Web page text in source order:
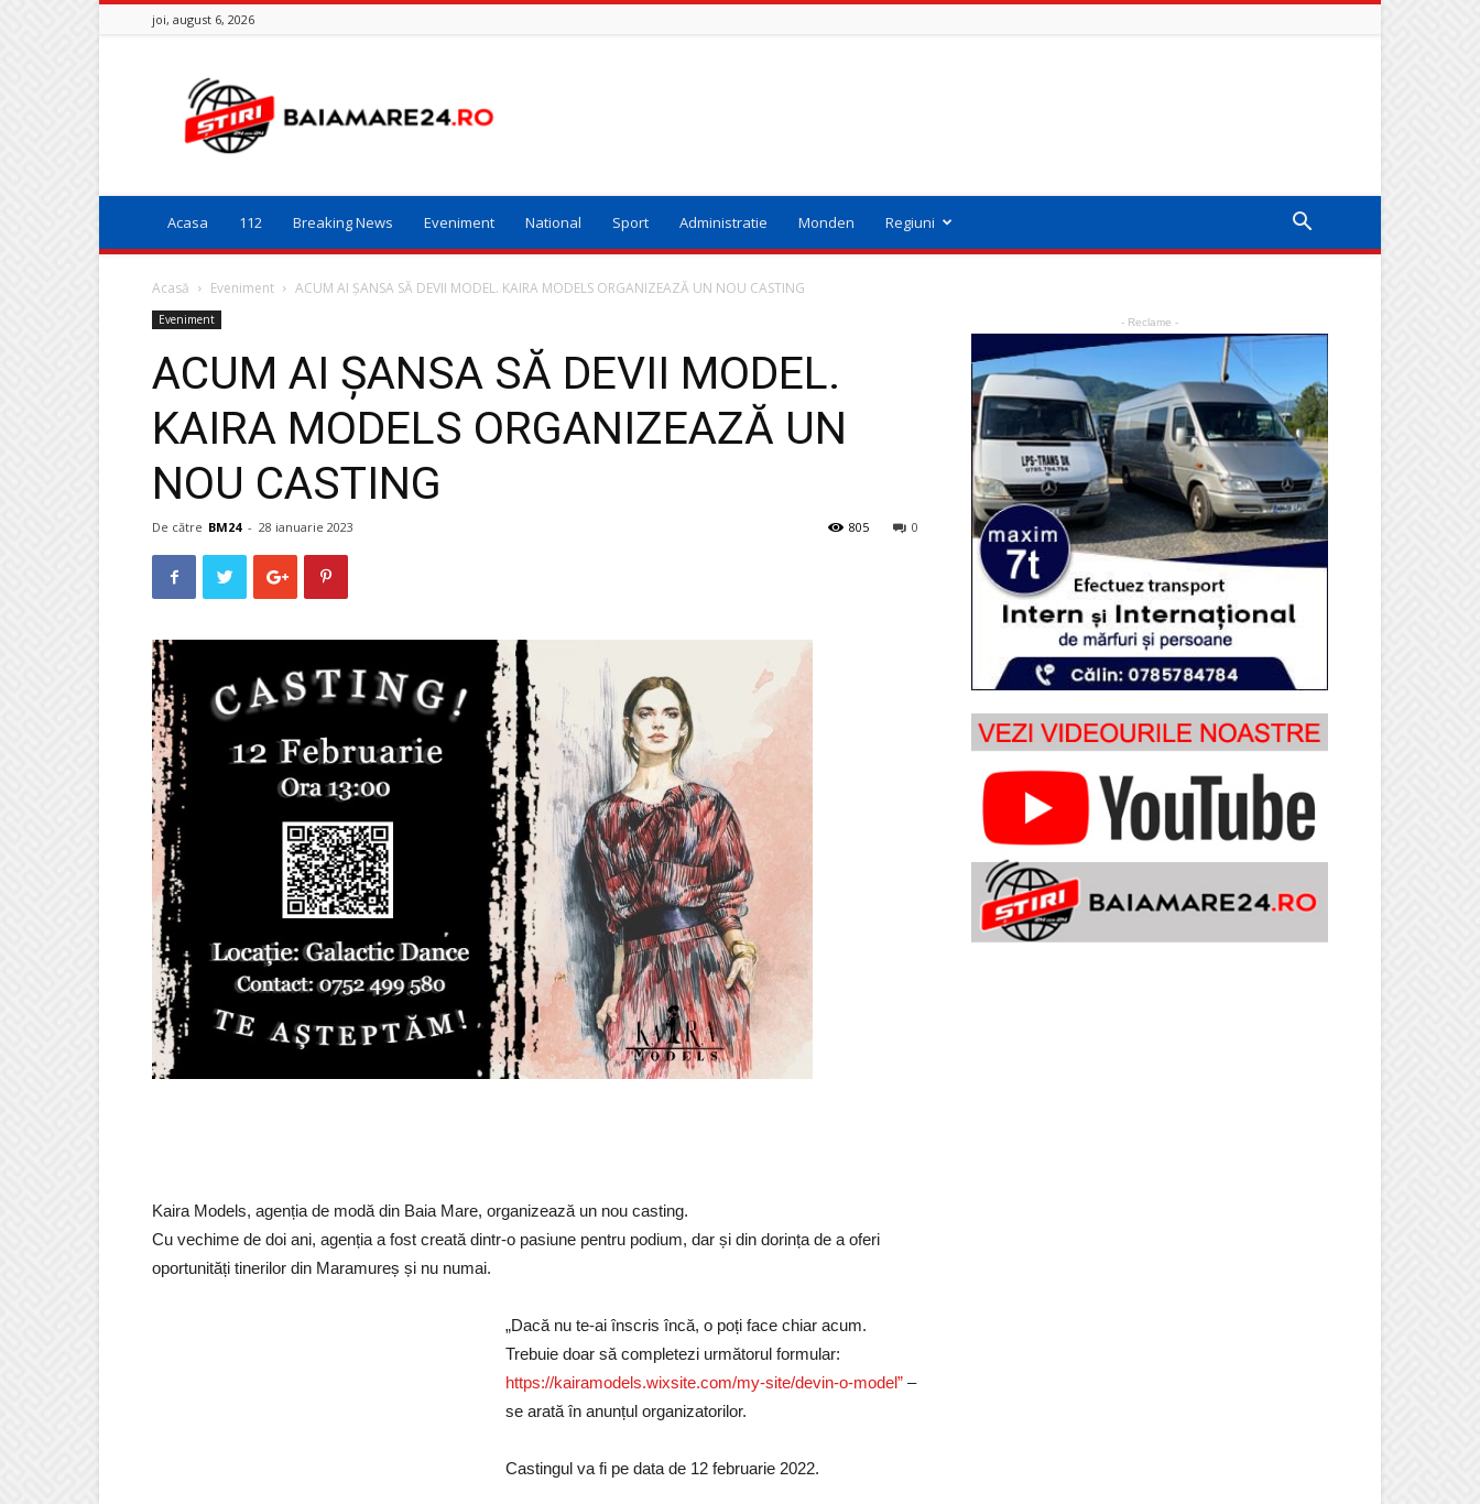
joi, august 6, 2026
Baia
Mare
24
Acasa 112 Breaking News Eveniment National Sport Administratie Monden Regiuni
Acasă Eveniment ACUM AI ȘANSA SĂ DEVII MODEL. KAIRA MODELS ORGANIZEAZĂ UN NOU CASTING
Eveniment
ACUM AI ȘANSA SĂ DEVII MODEL.
KAIRA MODELS ORGANIZEAZĂ UN
NOU CASTING
De către BM24 - 28 ianuarie 2023 0
805
Kaira Models, agenția de modă din Baia Mare, organizează un nou casting.
Cu vechime de doi ani, agenția a fost creată dintr-o pasiune pentru podium, dar și din dorința de a oferi
oportunități tinerilor din Maramureș și nu numai.
„Dacă nu te-ai înscris încă, o poți face chiar acum.
Trebuie doar să completezi următorul formular:
https://kairamodels.wixsite.com/my-site/devin-o-model” –
se arată în anunțul organizatorilor.
Castingul va fi pe data de 12 februarie 2022.
- Reclame -